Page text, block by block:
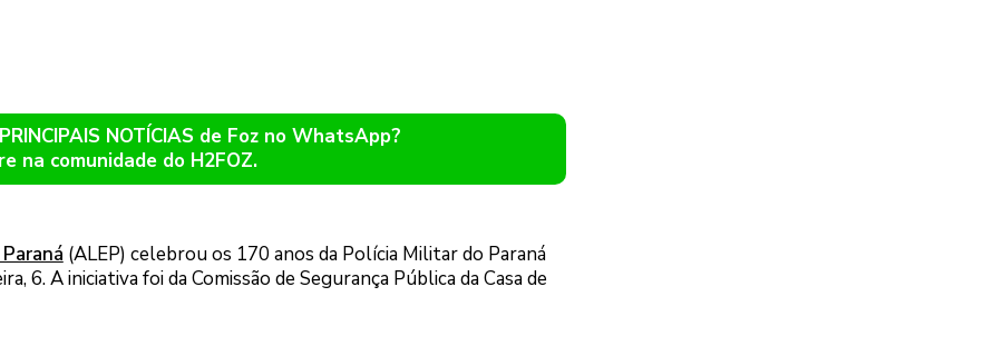
NOTÍCIAS de Foz no WhatsApp?
na comunidade do H2FOZ.
(ALEP) celebrou os 170 anos da Polícia Militar do Paraná
6. A iniciativa foi da Comissão de Segurança Pública da Casa de